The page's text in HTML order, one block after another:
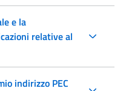
e la
relative al
indirizzo PEC